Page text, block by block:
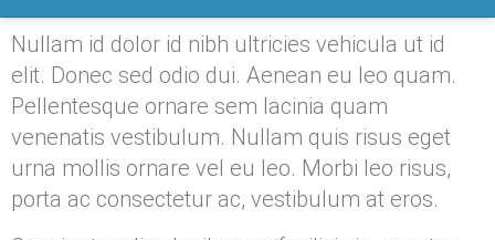
Nullam id dolor id nibh ultricies vehicula ut id
elit. Donec sed odio dui. Aenean eu leo quam.
Pellentesque ornare sem lacinia quam
venenatis vestibulum. Nullam quis risus eget
urna mollis ornare vel eu leo. Morbi leo risus,
porta ac consectetur ac, vestibulum at eros.